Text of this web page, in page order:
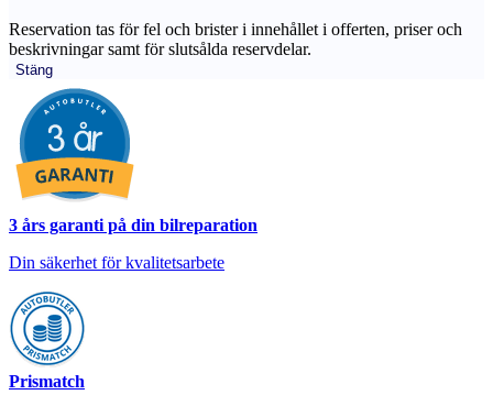
Reservation tas för fel och brister i innehållet i offerten, priser och
beskrivningar samt för slutsålda reservdelar.
Stäng
3 års garanti på din bilreparation
Din säkerhet för kvalitetsarbete
Prismatch